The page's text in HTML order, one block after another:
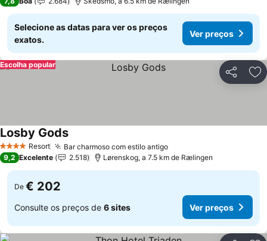
Selecione as datas para ver os preços
exatos.
Ver preços
Partilhar
Escolha popular
4 EstrelasResort Bar charmoso com estilo antigo
Losby Gods
9,2 Excelente 2.518 Lørenskog, a 7.5 km de Rælingen
De € 202
Consulte os preços de 6 sites Ver preços